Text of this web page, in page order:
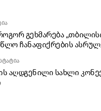
გეხმარება
ჩანაფიქრების
აღდგენილი სახლი